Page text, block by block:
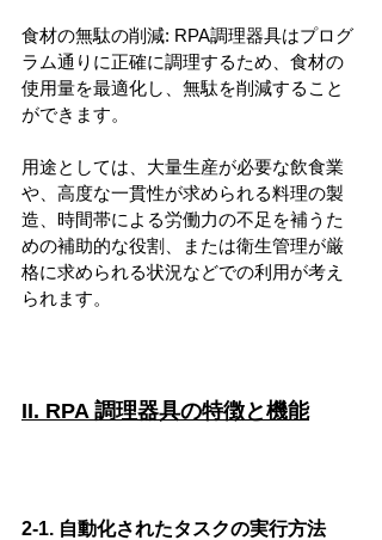
食材の無駄の削減: RPA調理器具はプログ
ラム通りに正確に調理するため、食材の
使用量を最適化し、無駄を削減すること
ができます。
用途としては、大量生産が必要な飲食業
や、高度な一貫性が求められる料理の製
造、時間帯による労働力の不足を補うた
めの補助的な役割、または衛生管理が厳
格に求められる状況などでの利用が考え
られます。
II. RPA 調理器具の特徴と機能
2-1. 自動化されたタスクの実行方法